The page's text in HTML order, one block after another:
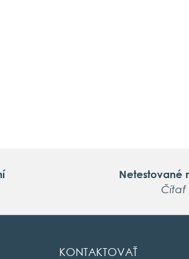
Netestované
Čítať
KONTAKTOVAŤ